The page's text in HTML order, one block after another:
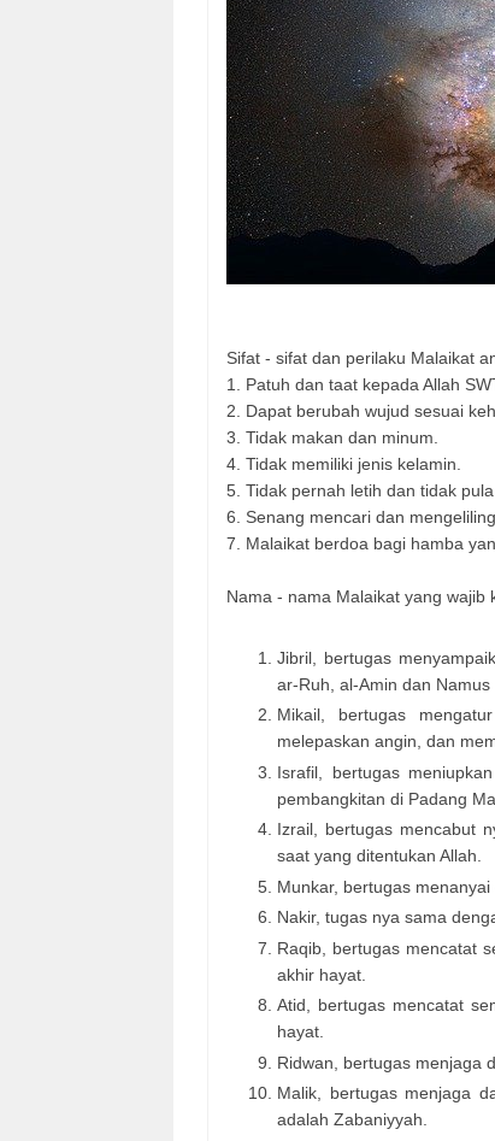
Sifat - sifat dan perilaku Malaikat
1. Patuh dan taat kepada Allah
2. Dapat berubah wujud sesuai
3. Tidak makan dan minum.
4. Tidak memiliki jenis kelamin.
5. Tidak pernah letih dan tidak
6. Senang mencari dan
7. Malaikat berdoa bagi hamba
Nama - nama Malaikat yang wajib
Jibril, bertugas
ar-Ruh, al-Amin dan Namus
Mikail, bertugas
melepaskan angin, dan
Israfil, bertugas
pembangkitan di Padang
Izrail, bertugas mencabut
saat yang ditentukan Allah.
Munkar, bertugas
Nakir, tugas nya sama
Raqib, bertugas mencatat
akhir hayat.
Atid, bertugas mencatat
hayat.
Ridwan, bertugas menjaga
Malik, bertugas menjaga
adalah Zabaniyyah.